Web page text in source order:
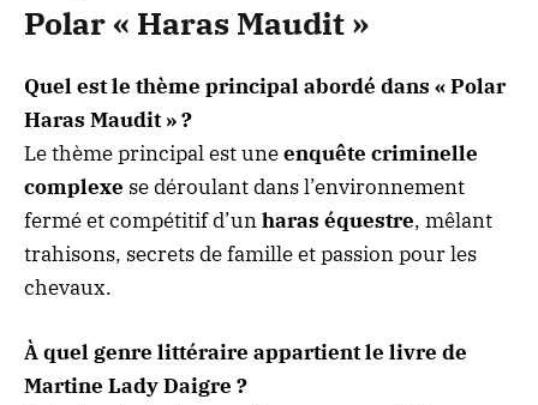
Polar « Haras Maudit »
Quel est le thème principal abordé dans « Polar
Haras Maudit » ?
Le thème principal est uneenquête criminelle
complexe se déroulant dans l’environnement
fermé et compétitif d’unharas équestre, mêlant
trahisons, secrets de famille et passion pour les
chevaux.
À quel genre littéraire appartient le livre de
Martine Lady Daigre ?